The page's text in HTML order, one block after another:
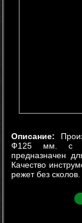
Описание:
Ф125 мм. с
предназначен
Качество
режет без сколов.